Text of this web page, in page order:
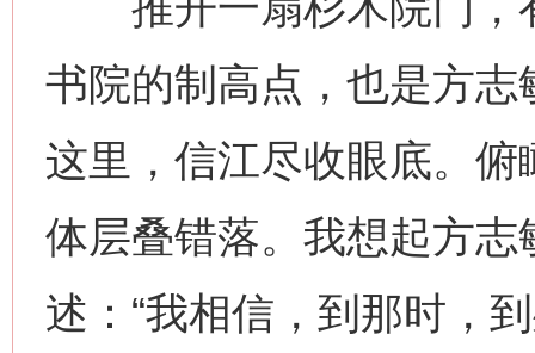
书院的制高点，也是方
这里，信江尽收眼底。
体层叠错落。我想起方
述：“我相信，到那时，